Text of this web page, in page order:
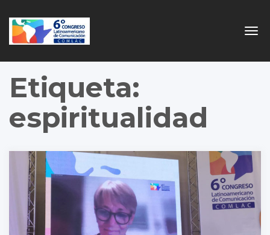
Etiqueta:
espiritualidad